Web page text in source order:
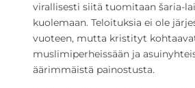
virallisesti siitä tuomitaan šaria-
kuolemaan. Teloituksia ei ole
vuoteen, mutta kristityt
muslimiperheissään ja
äärimmäistä painostusta.